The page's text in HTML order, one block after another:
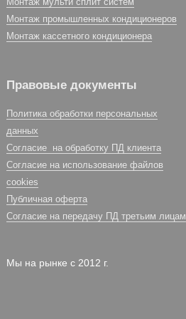
Монтаж промышленных кондиционеров
Монтаж кассетного кондиционера
Правовые документы
Политика обработки персональных
данных
Согласие на обработку ПД клиента
Согласие на использование файлов
cookies
Публичная оферта
Согласие на передачу ПД третьим лицам
Мы на рынке с 2012 г.